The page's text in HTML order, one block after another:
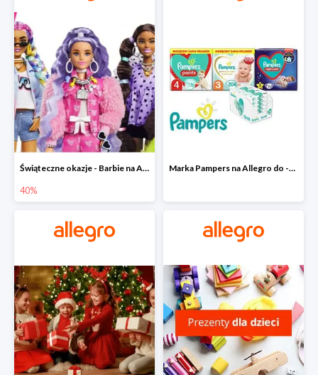
Świąteczne okazje - Barbie na Allegro do -40%
40%
Marka Pampers na Allegro do -35%